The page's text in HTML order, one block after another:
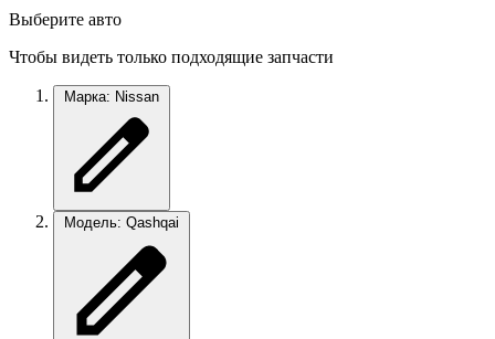
Выберите авто
Чтобы видеть только подходящие запчасти
Марка: Nissan
Модель: Qashqai